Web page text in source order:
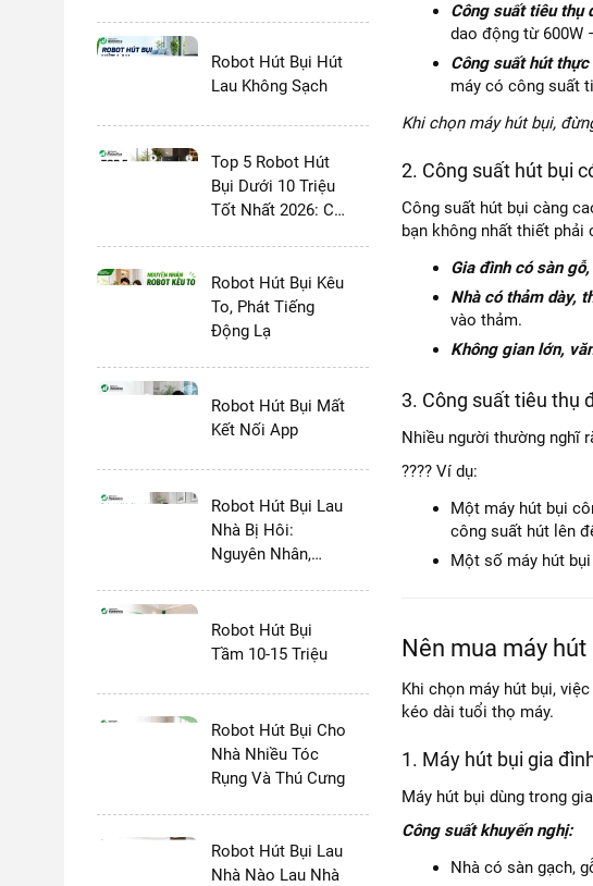
Robot Hút Bụi Hút
Lau Không Sạch
Top 5 Robot Hút
Bụi Dưới 10 Triệu
Tốt Nhất 2026: Có
Robot Hút Bụi Kêu
To, Phát Tiếng
Động Lạ
Robot Hút Bụi Mất
Kết Nối App
Robot Hút Bụi Lau
Nhà Bị Hôi:
Nguyên Nhân,
Robot Hút Bụi
Tầm 10-15 Triệu
Robot Hút Bụi Cho
Nhà Nhiều Tóc
Rụng Và Thú Cưng
Robot Hút Bụi Lau
Nhà Nào Lau Nhà
Công suất tiêu thụ
dao động từ 600W
Công suất hút
máy có công suất
Khi chọn máy hút bụi,
2. Công suất hút bụi
Công suất hút bụi càng
bạn không nhất thiết phải
Gia đình có sàn
Nhà có thảm dày,
vào thảm.
Không gian lớn,
3. Công suất tiêu thụ
Nhiều người thường nghĩ
???? Ví dụ:
Một máy hút bụi
công suất hút lên
Một số máy hút
Nên mua máy
Khi chọn máy hút bụi,
kéo dài tuổi thọ máy.
1. Máy hút bụi gia
Máy hút bụi dùng trong
Công suất khuyến nghị:
Nhà có sàn gạch,